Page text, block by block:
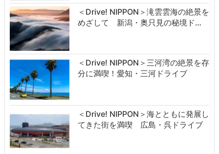
＜Drive! NIPPON＞滝雲雲海の絶景を
めざして 新潟・奥只見の秘境ド…
＜Drive! NIPPON＞三河湾の絶景を存
分に満喫！愛知・三河ドライブ
＜Drive! NIPPON＞海とともに発展し
てきた街を満喫 広島・呉ドライブ